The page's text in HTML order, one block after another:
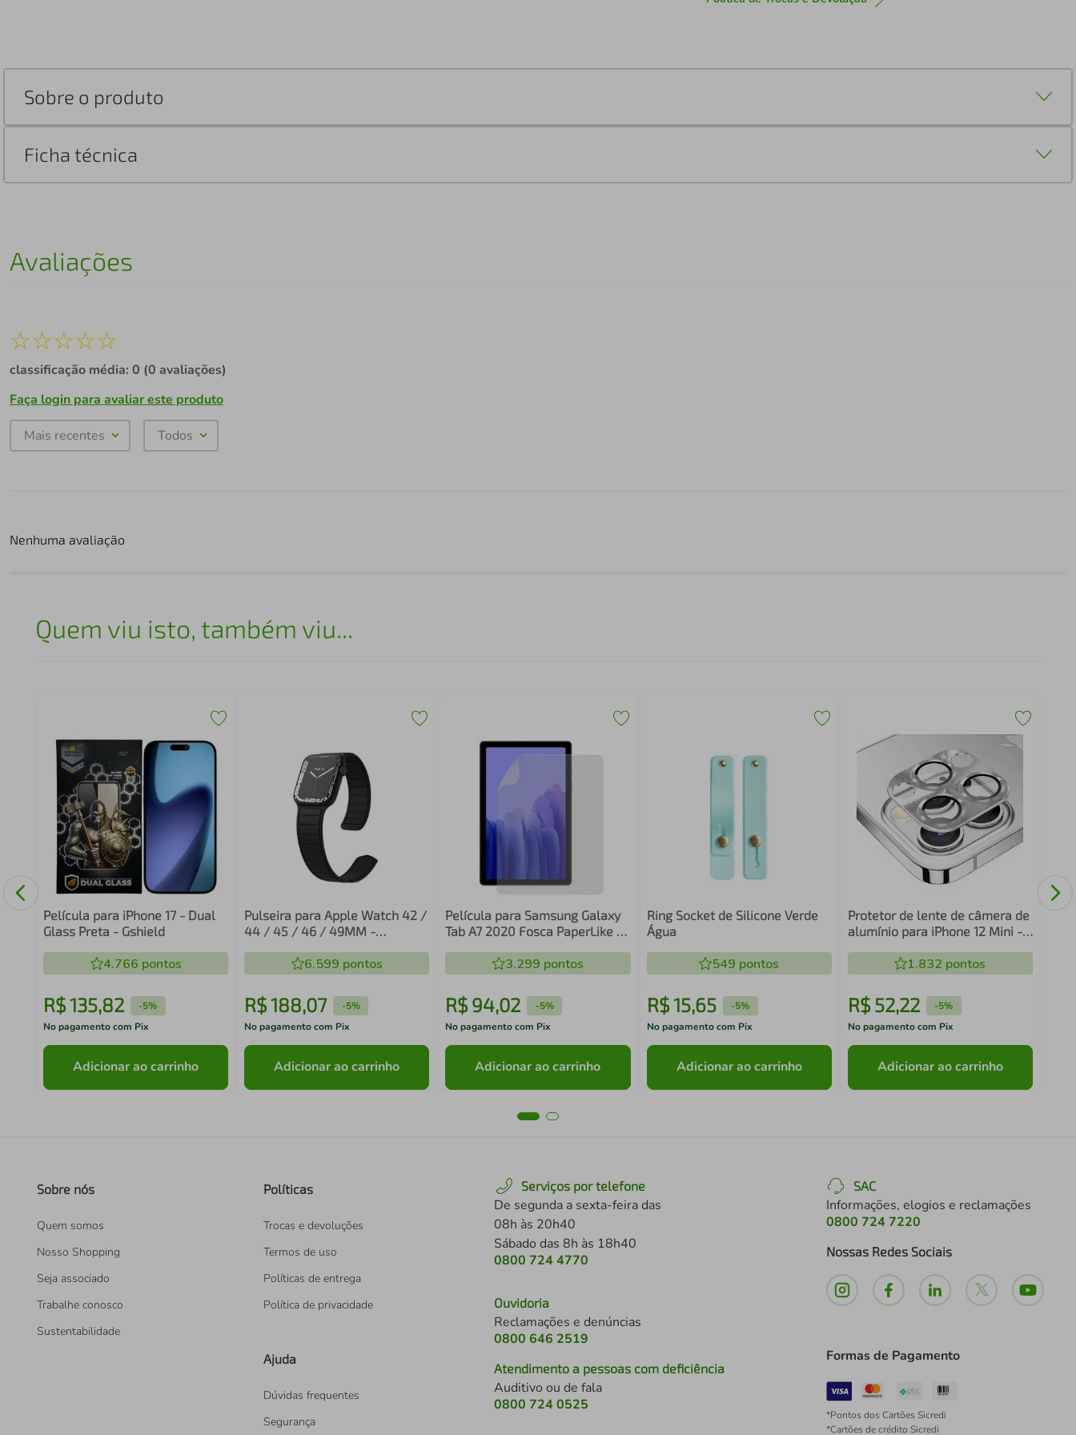
Sobre o produto
Ficha técnica
Avaliações
☆☆☆☆☆
classificação média: 0 (0 avaliações)
Faça login para avaliar este produto
Mais recentes Todos
Nenhuma avaliação
Quem viu isto, também viu...
Película para iPhone 17 - Dual
Glass Preta - Gshield
4.766 pontos
R$135,82 -5%
No pagamento com Pix
Adicionar ao carrinho
Pulseira para Apple Watch 42 /
44 / 45 / 46 / 49MM -
6.599 pontos
R$188,07 -5%
No pagamento com Pix
Adicionar ao carrinho
Película para Samsung Galaxy
Tab A7 2020 Fosca PaperLike -
HidroArmor - Gshield
3.299 pontos
R$94,02 -5%
No pagamento com Pix
Adicionar ao carrinho
Ring Socket de Silicone Verde
Água
549 pontos
R$15,65 -5%
No pagamento com Pix
Adicionar ao carrinho
Protetor de lente de câmera de
alumínio para iPhone 12 Mini -
1.832 pontos
R$ 52,22 -5%
No pagamento com Pix
Adicionar ao carrinho
Sobre nós
Quem somos
Nosso Shopping
Seja associado
Trabalhe conosco
Sustentabilidade
Políticas
Trocas e devoluções
Termos de uso
Políticas de entrega
Política de privacidade
Ajuda
Dúvidas frequentes
Segurança
Serviços por telefone
De segunda a sexta-feira das
08h às 20h40
Sábado das 8h às 18h40
0800 724 4770
Ouvidoria
Reclamações e denúncias
0800 646 2519
Atendimento a pessoas com deficiência
Auditivo ou de fala
0800 724 0525
SAC
Informações, elogios e reclamações
0800 724 7220
Nossas Redes Sociais
Formas de Pagamento
*Pontos dos Cartões Sicredi
*Cartões de crédito Sicredi